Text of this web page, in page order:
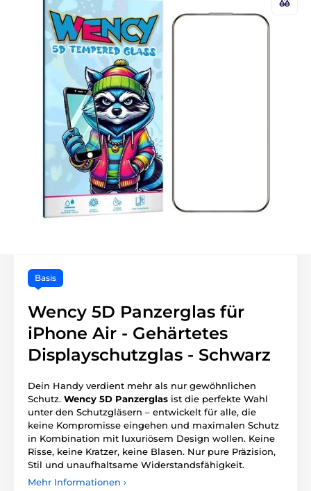
Basis
Wency 5D Panzerglas für
iPhone Air - Gehärtetes
Displayschutzglas - Schwarz
Dein Handy verdient mehr als nur gewöhnlichen
Schutz. Wency 5D Panzerglas ist die perfekte Wahl
unter den Schutzgläsern – entwickelt für alle, die
keine Kompromisse eingehen und maximalen Schutz
in Kombination mit luxuriösem Design wollen. Keine
Risse, keine Kratzer, keine Blasen. Nur pure Präzision,
Stil und unaufhaltsame Widerstandsfähigkeit.
Mehr Informationen ›